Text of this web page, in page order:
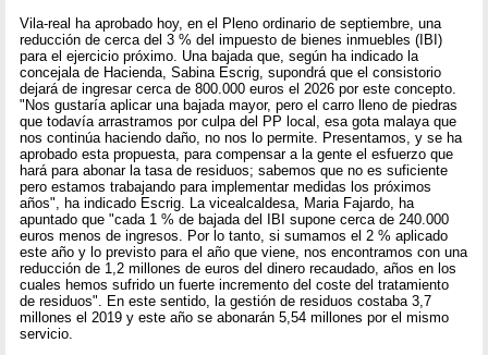
Vila-real ha aprobado hoy, en el Pleno ordinario de septiembre, una
reducción de cerca del 3 % del impuesto de bienes inmuebles (IBI)
para el ejercicio próximo. Una bajada que, según ha indicado la
concejala de Hacienda, Sabina Escrig, supondrá que el consistorio
dejará de ingresar cerca de 800.000 euros el 2026 por este concepto.
"Nos gustaría aplicar una bajada mayor, pero el carro lleno de piedras
que todavía arrastramos por culpa del PP local, esa gota malaya que
nos continúa haciendo daño, no nos lo permite. Presentamos, y se ha
aprobado esta propuesta, para compensar a la gente el esfuerzo que
hará para abonar la tasa de residuos; sabemos que no es suficiente
pero estamos trabajando para implementar medidas los próximos
años", ha indicado Escrig. La vicealcaldesa, Maria Fajardo, ha
apuntado que "cada 1 % de bajada del IBI supone cerca de 240.000
euros menos de ingresos. Por lo tanto, si sumamos el 2 % aplicado
este año y lo previsto para el año que viene, nos encontramos con una
reducción de 1,2 millones de euros del dinero recaudado, años en los
cuales hemos sufrido un fuerte incremento del coste del tratamiento
de residuos". En este sentido, la gestión de residuos costaba 3,7
millones el 2019 y este año se abonarán 5,54 millones por el mismo
servicio.